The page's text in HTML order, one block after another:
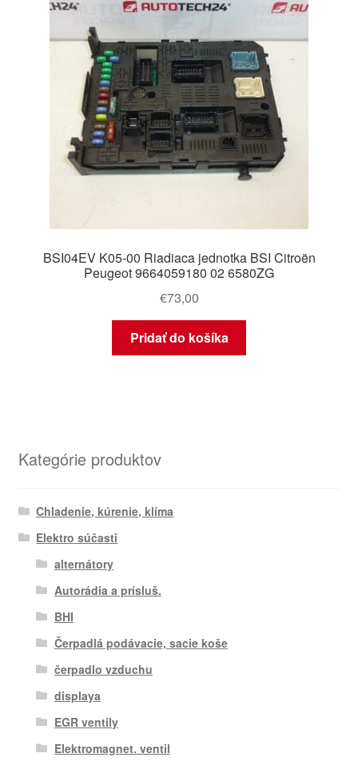
BSI04EV K05-00 Riadiaca jednotka BSI Citroën
Peugeot 9664059180 02 6580ZG
€73,00
Pridať do košíka
Kategórie produktov
Chladenie, kúrenie, klíma
Elektro súčasti
alternátory
Autorádia a prísluš.
BHI
Čerpadlá podávacie, sacie koše
čerpadlo vzduchu
displaya
EGR ventily
Elektromagnet. ventil